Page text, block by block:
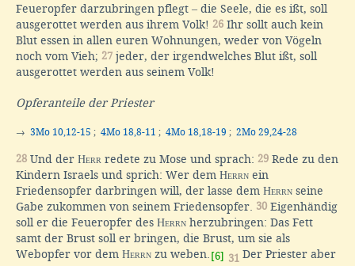
Feueropfer darzubringen pflegt – die Seele, die es ißt, soll
ausgerottet werden aus ihrem Volk! 26 Ihr sollt auch kein
Blut essen in allen euren Wohnungen, weder von Vögeln
noch vom Vieh; 27 jeder, der irgendwelches Blut ißt, soll
ausgerottet werden aus seinem Volk!
Opferanteile der Priester
→ 3Mo 10,12-15 ; 4Mo 18,8-11 ; 4Mo 18,18-19 ; 2Mo 29,24-28
28 Und der Herr redete zu Mose und sprach: 29 Rede zu den
Kindern Israels und sprich: Wer dem Herrn ein
Friedensopfer darbringen will, der lasse dem Herrn seine
Gabe zukommen von seinem Friedensopfer. 30 Eigenhändig
soll er die Feueropfer des Herrn herzubringen: Das Fett
samt der Brust soll er bringen, die Brust, um sie als
Webopfer vor dem Herrn zu weben. [6] 31 Der Priester aber